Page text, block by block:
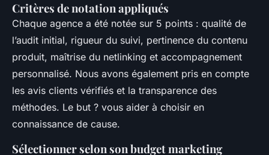
Critères de notation appliqués
Chaque agence a été notée sur 5 points : qualité de
l’audit initial, rigueur du suivi, pertinence du contenu
produit, maîtrise du netlinking et accompagnement
personnalisé. Nous avons également pris en compte
les avis clients vérifiés et la transparence des
méthodes. Le but ? vous aider à choisir en
connaissance de cause.
Sélectionner selon son budget marketing